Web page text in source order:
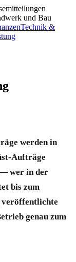
und Bau
Technik &
werden in
Aufträge
— wer in der
bis zum
veröffentlichte
genau zum